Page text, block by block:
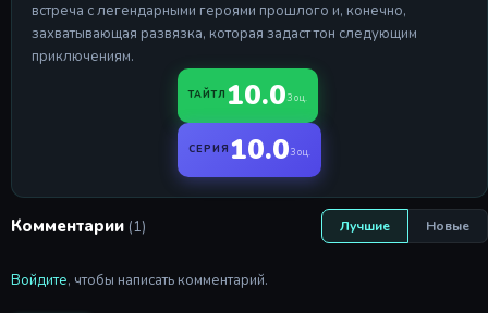
встреча с легендарными героями прошлого и, конечно,
захватывающая развязка, которая задаст тон следующим
приключениям.
ТАЙТЛ 10.03 оц.
СЕРИЯ 10.03 оц.
Комментарии (1) Лучшие Новые
Войдите, чтобы написать комментарий.